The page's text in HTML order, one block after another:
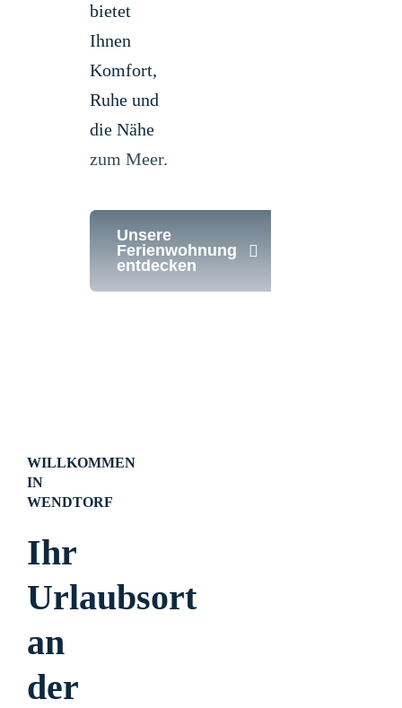
bietet
Ihnen
Komfort,
Ruhe und
die Nähe
zum Meer.
Unsere
Ferienwohnung
entdecken
WILLKOMMEN
IN
WENDTORF
Ihr
Urlaubsort
an
der